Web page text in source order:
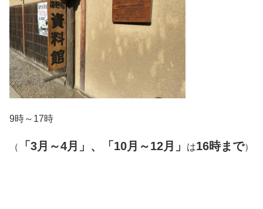
9時～17時
（ 「3月～4月」、「10月～12月」 は16時まで）